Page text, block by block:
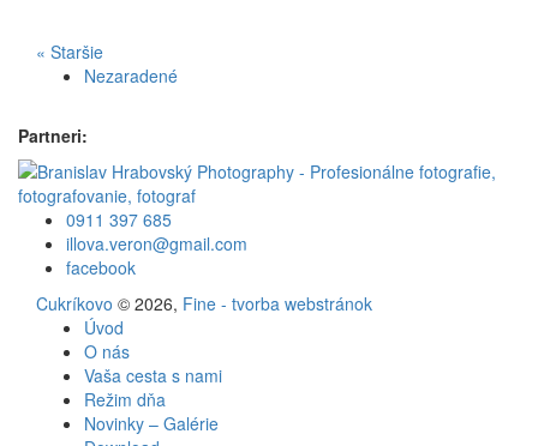
« Staršie
Nezaradené
Partneri:
0911 397 685
illova.veron@gmail.com
facebook
Cukríkovo © 2026, Fine - tvorba webstránok
Úvod
O nás
Vaša cesta s nami
Režim dňa
Novinky – Galérie